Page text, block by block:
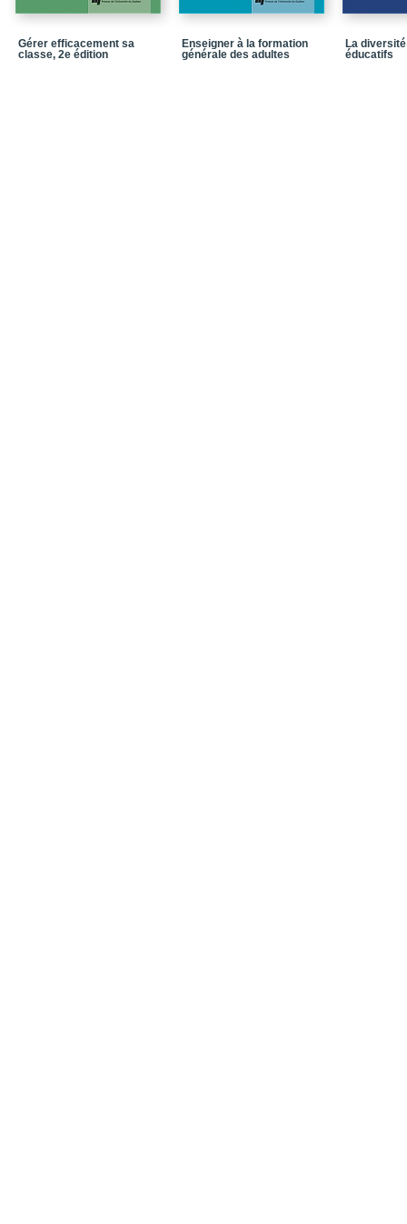
Gérer efficacement sa
classe, 2e édition
Enseigner à la formation
générale des adultes
La
éducatifs